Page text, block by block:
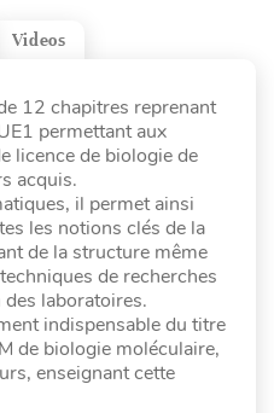
Videos
12 chapitres reprenant
permettant aux
licence de biologie de
acquis.
il permet ainsi
les notions clés de la
de la structure même
de recherches
laboratoires.
indispensable du titre
de biologie moléculaire,
enseignant cette